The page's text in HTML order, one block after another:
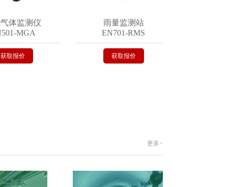
监测仪
MGA
报价
雨量监测站
EN701-RMS
获取报价
更多>